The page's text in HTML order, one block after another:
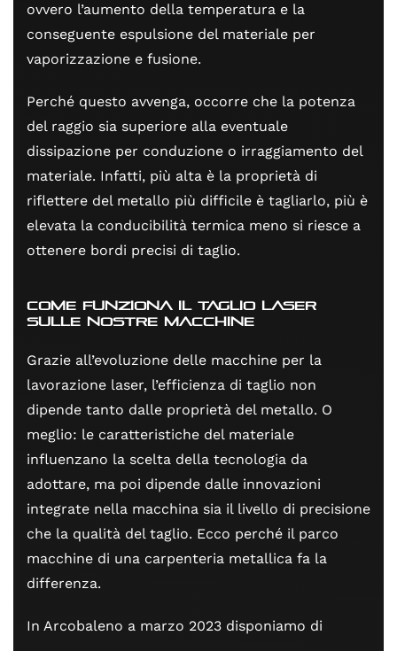
ovvero l’aumento della temperatura e la
conseguente espulsione del materiale per
vaporizzazione e fusione.
Perché questo avvenga, occorre che la potenza
del raggio sia superiore alla eventuale
dissipazione per conduzione o irraggiamento del
materiale. Infatti, più alta è la proprietà di
riflettere del metallo più difficile è tagliarlo, più è
elevata la conducibilità termica meno si riesce a
ottenere bordi precisi di taglio.
Come funziona il taglio laser
sulle nostre macchine
Grazie all’evoluzione delle macchine per la
lavorazione laser, l’efficienza di taglio non
dipende tanto dalle proprietà del metallo. O
meglio: le caratteristiche del materiale
influenzano la scelta della tecnologia da
adottare, ma poi dipende dalle innovazioni
integrate nella macchina sia il livello di precisione
che la qualità del taglio. Ecco perché il parco
macchine di una carpenteria metallica fa la
differenza.
In Arcobaleno a marzo 2023 disponiamo di